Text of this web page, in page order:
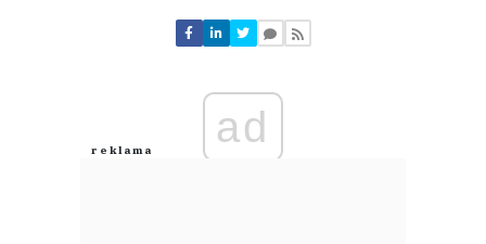
Nie znaleziono komentarzy
Zostaw swoje komentarze
Anuluj
ad